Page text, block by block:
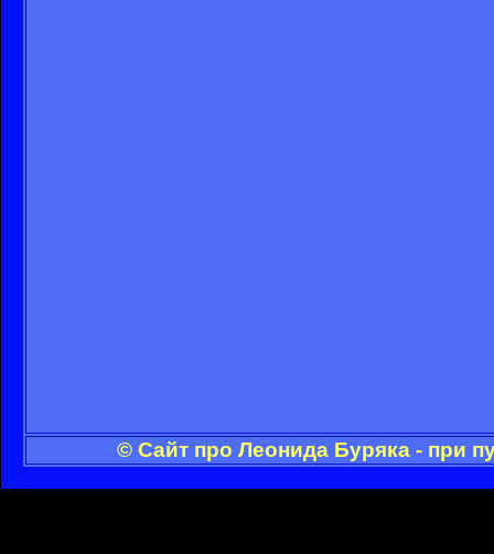
© Сайт про Леонида Буряка - при